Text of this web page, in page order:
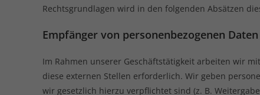
Rechtsgrundlagen wird in den folgenden Absätzen
Empfänger von personenbezogenen Daten
Im Rahmen unserer Geschäftstätigkeit arbeiten wir
diese externen Stellen erforderlich. Wir geben
wir gesetzlich hierzu verpflichtet sind (z. B.